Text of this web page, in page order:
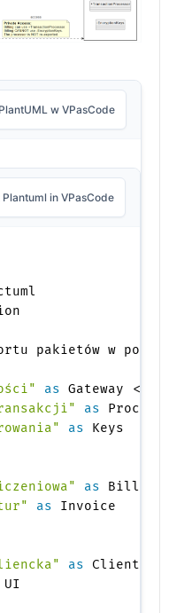
w VPasCode
Plantuml in VPasCode
pakietów w
as Gateway
as
as
as Billing
as
as Client